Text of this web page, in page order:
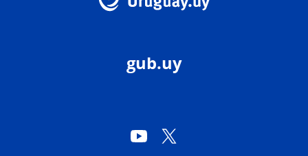
gub.uy
YouTube